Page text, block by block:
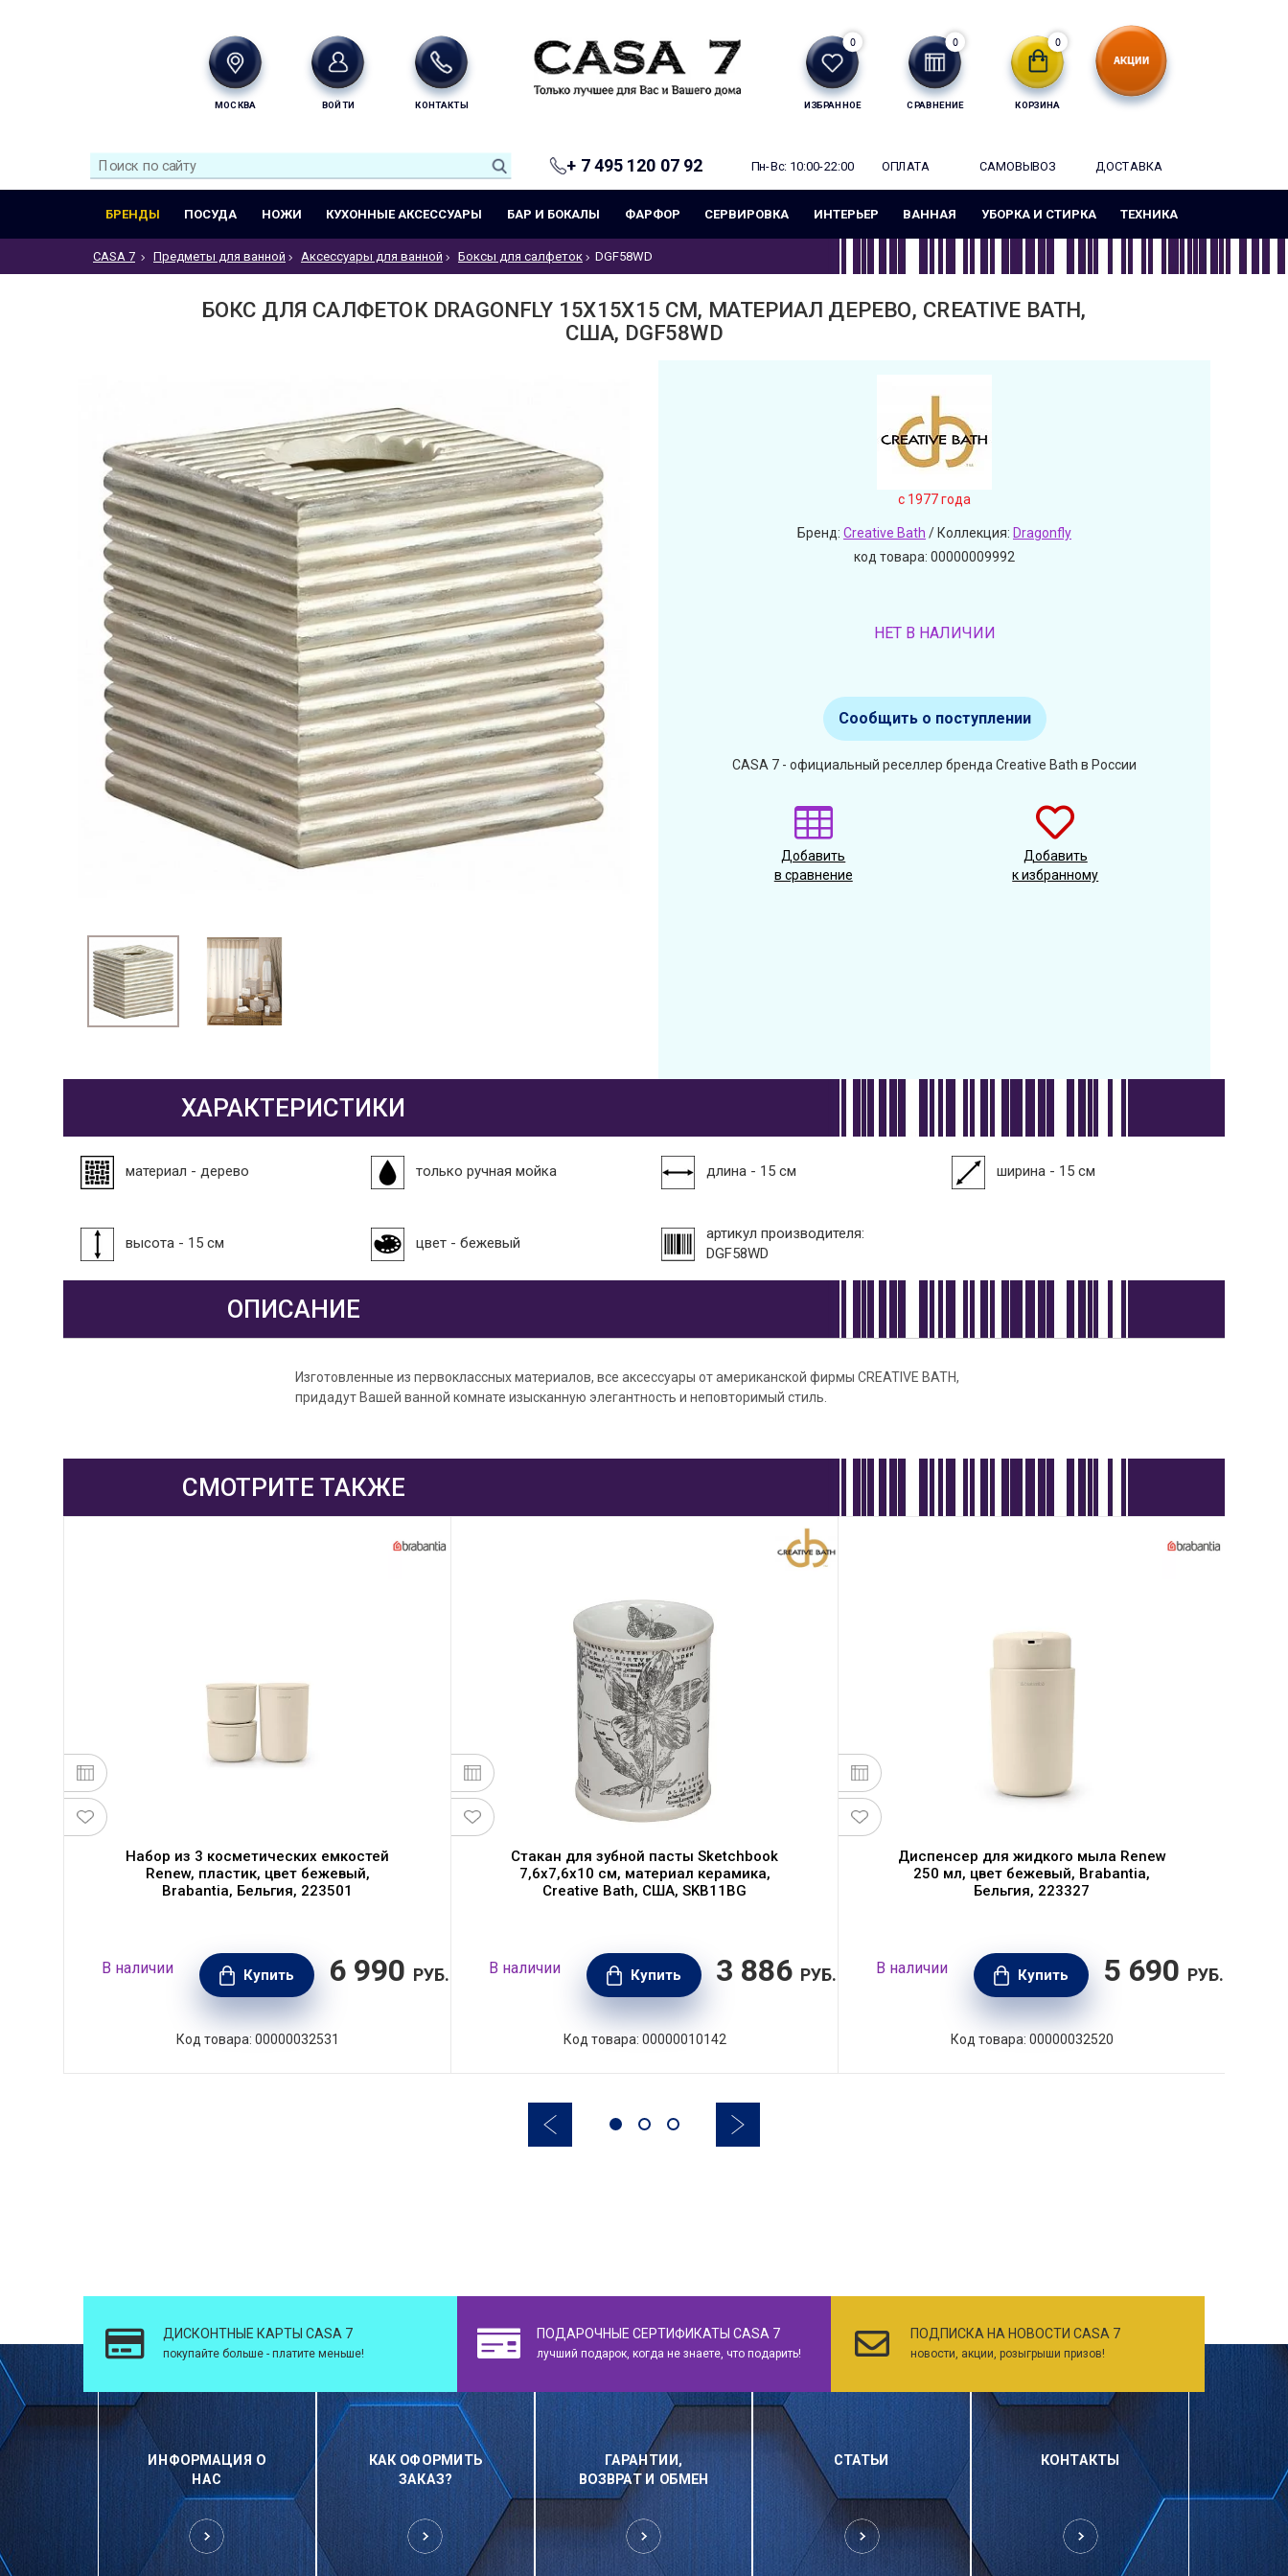
МОСКВА ВОЙТИ КОНТАКТЫ ИЗБРАННОЕ
0
СРАВНЕНИЕ
0
КОРЗИНА
0
+ 7 495 120 07 92 Пн-Вс: 10:00-22:00 ОПЛАТА САМОВЫВОЗ ДОСТАВКА
БРЕНДЫ ПОСУДА НОЖИ КУХОННЫЕ АКСЕССУАРЫ БАР И БОКАЛЫ ФАРФОР СЕРВИРОВКА ИНТЕРЬЕР ВАННАЯ УБОРКА И СТИРКА ТЕХНИКА
CASA 7 Предметы для ванной Аксессуары для ванной Боксы для салфеток DGF58WD
БОКС ДЛЯ САЛФЕТОК DRAGONFLY 15Х15Х15 СМ, МАТЕРИАЛ ДЕРЕВО, CREATIVE BATH,
США, DGF58WD
c 1977 года
Бренд: Creative Bath / Коллекция: Dragonfly
код товара: 00000009992
НЕТ В НАЛИЧИИ
Сообщить о поступлении
CASA 7 - официальный реселлер бренда Creative Bath в России
Добавить
в сравнение
Добавить
к избранному
ХАРАКТЕРИСТИКИ
материал - дерево только ручная мойка длина - 15 см ширина - 15 см
высота - 15 см цвет - бежевый
артикул производителя:
DGF58WD
ОПИСАНИЕ
Изготовленные из первоклассных материалов, все аксессуары от американской фирмы CREATIVE BATH,
придадут Вашей ванной комнате изысканную элегантность и неповторимый стиль.
СМОТРИТЕ ТАКЖЕ
Набор из 3 косметических емкостей
Renew, пластик, цвет бежевый,
Brabantia, Бельгия, 223501
В наличии Купить 6 990 РУБ.
Код товара: 00000032531
Стакан для зубной пасты Sketchbook
7,6х7,6х10 см, материал керамика,
Creative Bath, США, SKB11BG
В наличии Купить 3 886 РУБ.
Код товара: 00000010142
Диспенсер для жидкого мыла Renew
250 мл, цвет бежевый, Brabantia,
Бельгия, 223327
В наличии Купить 5 690 РУБ.
Код товара: 00000032520
ДИСКОНТНЫЕ КАРТЫ CASA 7
покупайте больше - платите меньше!
ПОДАРОЧНЫЕ СЕРТИФИКАТЫ CASA 7
лучший подарок, когда не знаете, что подарить!
ПОДПИСКА НА НОВОСТИ CASA 7
новости, акции, розыгрыши призов!
ИНФОРМАЦИЯ О
НАС
КАК ОФОРМИТЬ
ЗАКАЗ?
ГАРАНТИИ,
ВОЗВРАТ И ОБМЕН
СТАТЬИ КОНТАКТЫ